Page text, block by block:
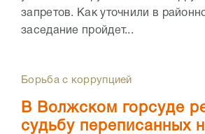
запретов. Как уточнили в
заседание пройдет...
Борьба с коррупцией
В Волжском горсуде
судьбу переписанных